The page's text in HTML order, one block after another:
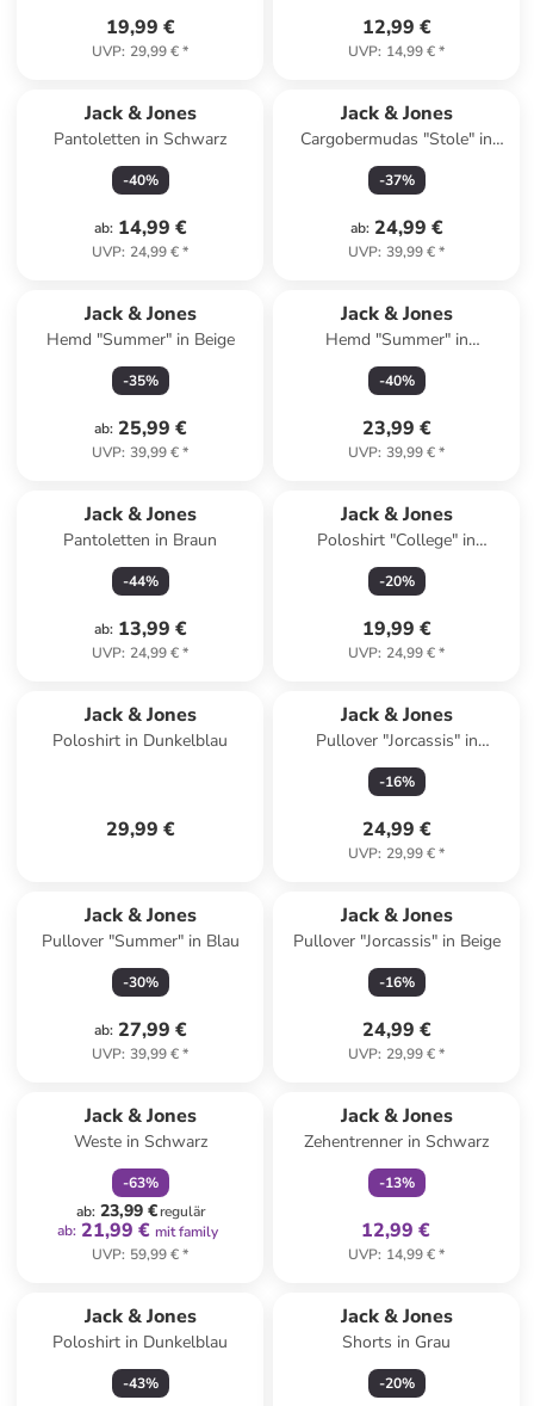
19,99 €
UVP: 29,99 €*
12,99 €
UVP: 14,99 €*
Jack & Jones
Pantoletten in Schwarz
-40%
ab: 14,99 €
UVP: 24,99 €*
Jack & Jones
Cargobermudas "Stole" in
Dunkelblau
-37%
ab: 24,99 €
UVP: 39,99 €*
Jack & Jones
Hemd "Summer" in Beige
-35%
ab: 25,99 €
UVP: 39,99 €*
Jack & Jones
Hemd "Summer" in
Dunkelblau
-40%
23,99 €
UVP: 39,99 €*
Jack & Jones
Pantoletten in Braun
-44%
ab: 13,99 €
UVP: 24,99 €*
Jack & Jones
Poloshirt "College" in
Dunkelblau
-20%
19,99 €
UVP: 24,99 €*
Jack & Jones
Poloshirt in Dunkelblau
29,99 €
Jack & Jones
Pullover "Jorcassis" in
Hellblau
-16%
24,99 €
UVP: 29,99 €*
Jack & Jones
Pullover "Summer" in Blau
-30%
ab: 27,99 €
UVP: 39,99 €*
Jack & Jones
Pullover "Jorcassis" in Beige
-16%
24,99 €
UVP: 29,99 €*
Jack & Jones
Weste in Schwarz
-63%
ab: 23,99 €regulär
ab: 21,99 € mit family
UVP: 59,99 €*
Jack & Jones
Zehentrenner in Schwarz
-13%
12,99 €
UVP: 14,99 €*
Jack & Jones
Poloshirt in Dunkelblau
-43%
Jack & Jones
Shorts in Grau
-20%